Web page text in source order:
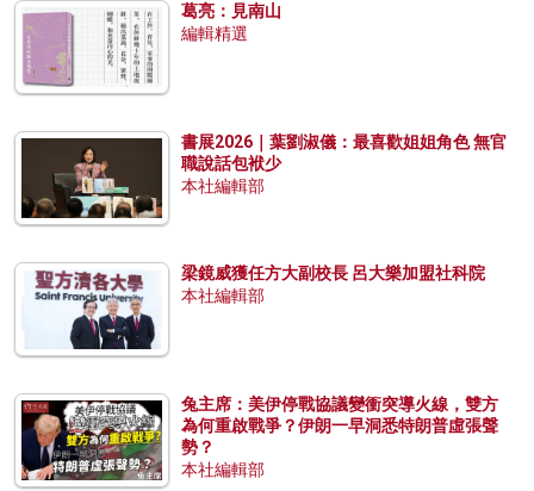
葛亮：見南山
編輯精選
書展2026｜葉劉淑儀：最喜歡姐姐角色 無官
職說話包袱少
本社編輯部
梁鏡威獲任方大副校長 呂大樂加盟社科院
本社編輯部
兔主席：美伊停戰協議變衝突導火線，雙方
為何重啟戰爭？伊朗一早洞悉特朗普虛張聲
勢？
本社編輯部